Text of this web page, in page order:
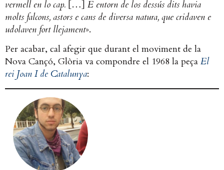
vermell en lo cap. […] E entorn de los dessús dits havia
molts falcons, astors e cans de diversa natura, que cridaven e
udolaven fort llejament».
Per acabar, cal afegir que durant el moviment de la
Nova Cançó, Glòria va compondre el 1968 la peça El
rei Joan I de Catalunya: